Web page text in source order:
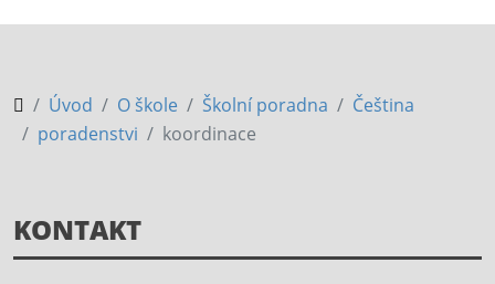
Úvod O škole Školní poradna
Čeština
poradenstvi
koordinace
KONTAKT